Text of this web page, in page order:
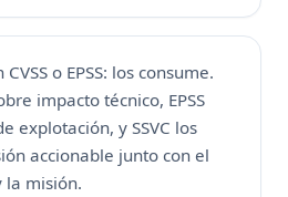
o EPSS: los consume.
impacto técnico, EPSS
explotación, y SSVC los
accionable junto con el
la misión.